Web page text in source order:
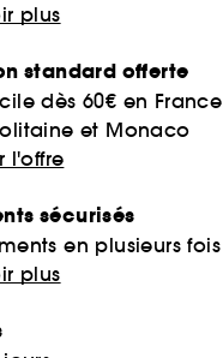
plus
standard offerte
dès 60€ en France
et Monaco
l'offre
sécurisés
en plusieurs fois
plus